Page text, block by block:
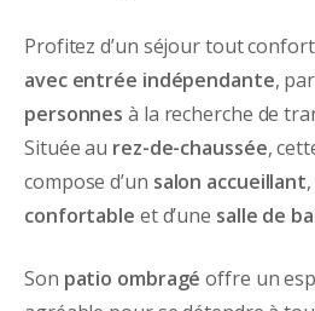
Profitez d’un séjour tout
avec entrée indépendante,
personnes à la recherche de
Située au rez-de-chaussée,
compose d’un salon accueillant
confortable et d’une salle de
Son patio ombragé offre un